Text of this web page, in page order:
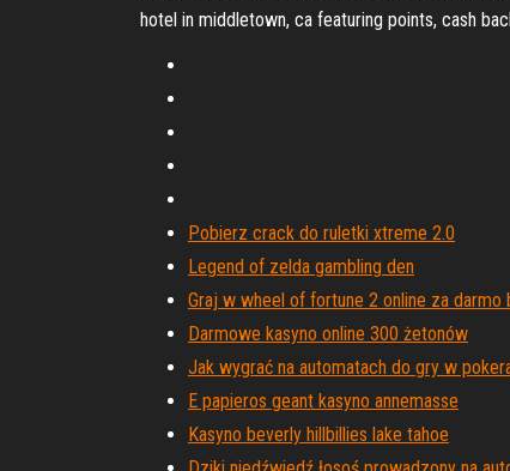
hotel in middletown, ca featuring points, cash
Pobierz crack do ruletki xtreme 2.0
Legend of zelda gambling den
Graj w wheel of fortune 2 online za darmo
Darmowe kasyno online 300 żetonów
Jak wygrać na automatach do gry w
E papieros geant kasyno annemasse
Kasyno beverly hillbillies lake tahoe